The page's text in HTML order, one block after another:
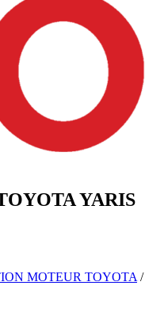
YARIS
MOTEUR TOYOTA /